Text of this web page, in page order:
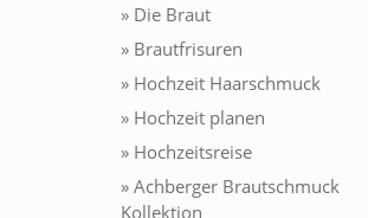
» Die Braut
» Brautfrisuren
» Hochzeit Haarschmuck
» Hochzeit planen
» Hochzeitsreise
» Achberger Brautschmuck
Kollektion